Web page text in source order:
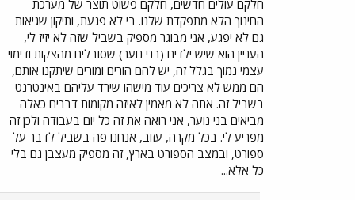
חלקם עולים חדשים, חלקם פשוט תוצר של מערכת
החינוך הלא מתפקדת שלנו. בי לא פגעת, ותיקון שגיאות
גם לא יפגע, אני מבוגר מספיק בשביל שזה לא יזיז לי,
העניין הוא שיש ילדים (בני נוער) שסובלים מהצקות ודימוי
עצמי נמוך בגלל זה, יש להם הורים ומורים שיתקנו אותם,
הם ממש לא צריכים עוד מישהו שירד עליהם באינטרנט
בשביל זה. אתה לא מאמין לאיזה מקומות דברים כאלה
מביאים בני נוער, אני רואה את זה כל יום בעבודה ולכן זה
מפריע לי. בכל מקרה, עזוב, אנחנו פה בשביל לדבר על
ספורט, ובמצב הספורט בארץ, זה מספיק מעצבן גם בלי
כל אלא...